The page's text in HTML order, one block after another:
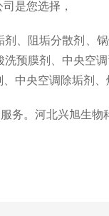
是您选择，
、阻垢分散剂、
预膜剂、中央空
中央空调除垢剂
务。河北兴旭生物